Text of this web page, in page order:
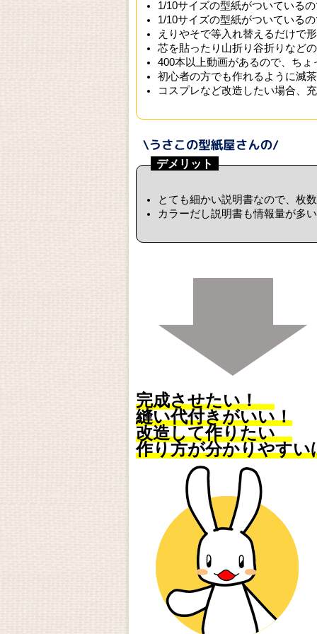
1/10サイズの型紙がついている
1/10サイズの型紙がついている
えりやそで等入れ替えるだけで
芯を貼ったり山折り谷折りなど
400本以上動画があるので、ちょ
初心者の方でも作れるように滅
コスプレなど改造したい場合、
デメリット
とても細かい説明書なので、枚
カラーだし説明書も情報量が多
完成させたい！
縫い代付きがいい！
改造して作りたい
作り方が分かりやすい